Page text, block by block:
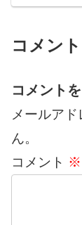
コメント
コメント
メールア
ん。
コメント ※